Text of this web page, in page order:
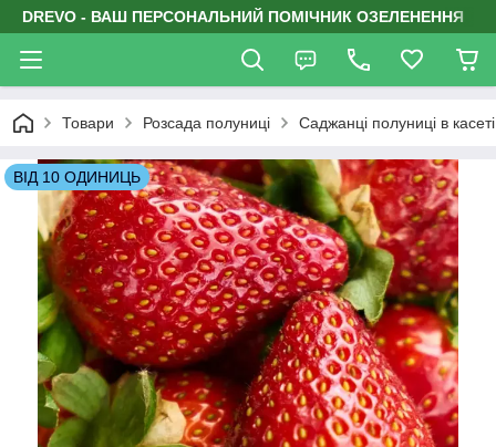
DREVO - ВАШ ПЕРСОНАЛЬНИЙ ПОМІЧНИК ОЗЕЛЕНЕННЯ
Товари Розсада полуниці Саджанці полуниці в касеті
ВІД 10 ОДИНИЦЬ